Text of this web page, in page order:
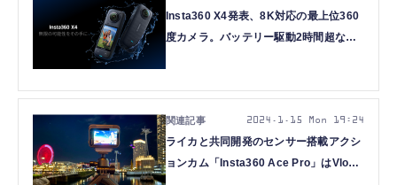
Insta360 X4発表、8K対応の最上位360
度カメラ。バッテリー駆動2時間超など
ライカと共同開発のセンサー搭載アクシ
ョンカム「Insta360 Ace Pro」はVlog
2024.1.15 Mon 19:24